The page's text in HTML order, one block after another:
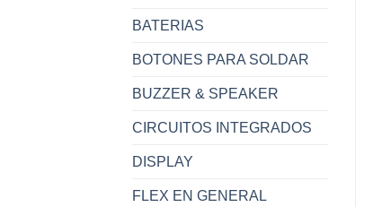
BATERIAS
BOTONES PARA SOLDAR
BUZZER & SPEAKER
CIRCUITOS INTEGRADOS
DISPLAY
FLEX EN GENERAL